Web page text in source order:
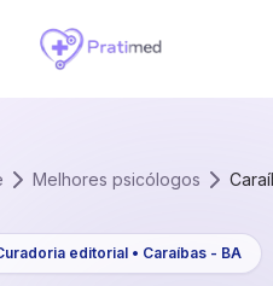
Melhores psicólogos
editorial • Caraíbas - BA